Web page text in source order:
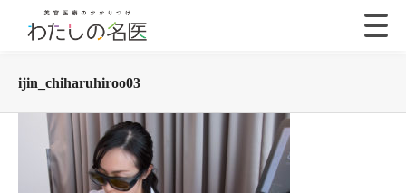
ijin_chiharuhiroo03